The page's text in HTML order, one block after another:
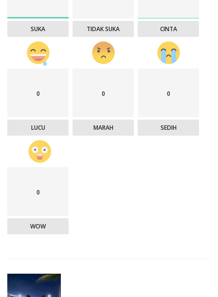
SUKA TIDAK SUKA CINTA
0
LUCU
0
MARAH
0
SEDIH
0
WOW